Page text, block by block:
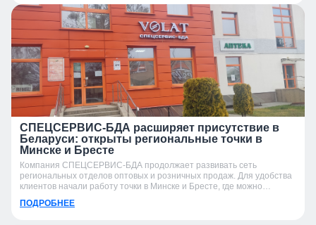
СПЕЦСЕРВИС-БДА расширяет присутствие в
Беларуси: открыты региональные точки в
Минске и Бресте
Компания СПЕЦСЕРВИС-БДА продолжает развивать сеть
региональных отделов оптовых и розничных продаж. Для удобства
клиентов начали работу точки в Минске и Бресте, где можно
ПОДРОБНЕЕ